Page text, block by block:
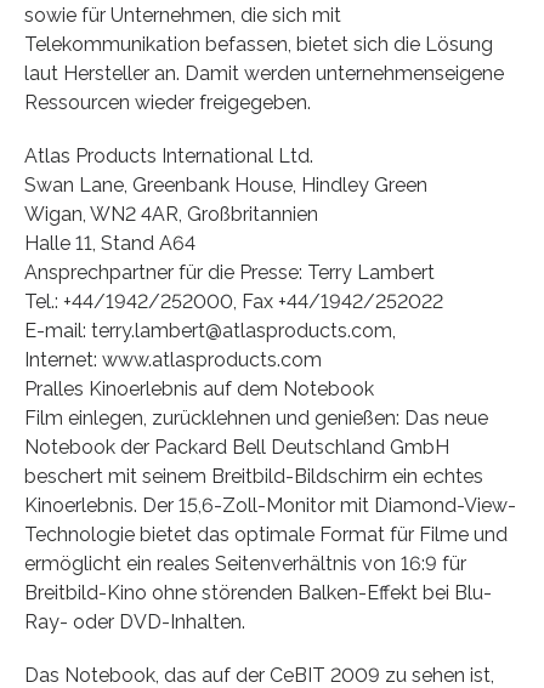
sowie für Unternehmen, die sich mit
Telekommunikation befassen, bietet sich die Lösung
laut Hersteller an. Damit werden unternehmenseigene
Ressourcen wieder freigegeben.
Atlas Products International Ltd.
Swan Lane, Greenbank House, Hindley Green
Wigan, WN2 4AR, Großbritannien
Halle 11, Stand A64
Ansprechpartner für die Presse: Terry Lambert
Tel.: +44/1942/252000, Fax +44/1942/252022
E-mail: terry.lambert@atlasproducts.com,
Internet: www.atlasproducts.com
Pralles Kinoerlebnis auf dem Notebook
Film einlegen, zurücklehnen und genießen: Das neue
Notebook der Packard Bell Deutschland GmbH
beschert mit seinem Breitbild-Bildschirm ein echtes
Kinoerlebnis. Der 15,6-Zoll-Monitor mit Diamond-View-
Technologie bietet das optimale Format für Filme und
ermöglicht ein reales Seitenverhältnis von 16:9 für
Breitbild-Kino ohne störenden Balken-Effekt bei Blu-
Ray- oder DVD-Inhalten.
Das Notebook, das auf der CeBIT 2009 zu sehen ist,